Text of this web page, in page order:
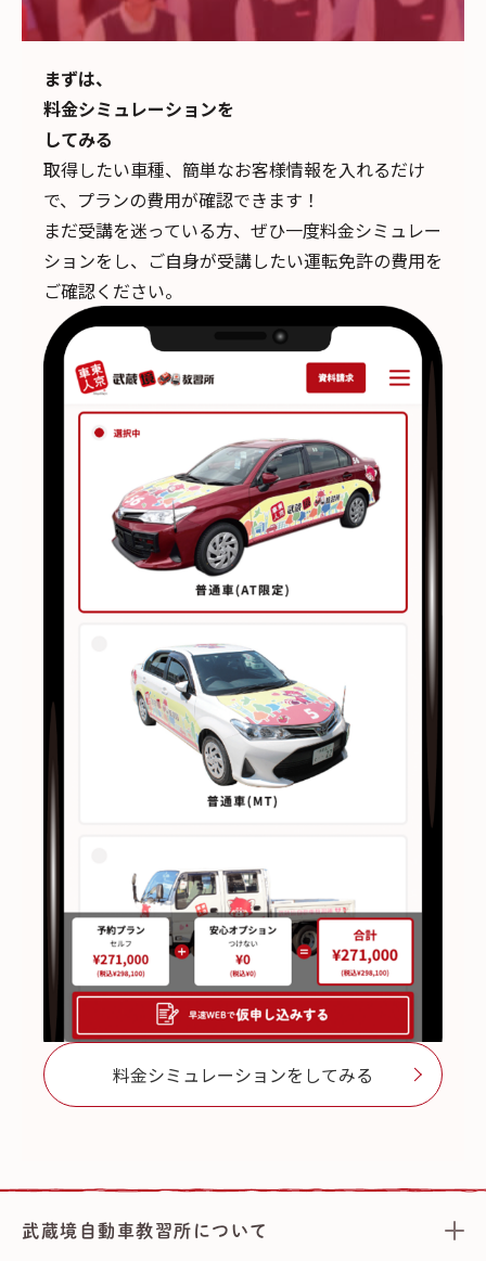
まずは、
料金シミュレーションを
してみる
取得したい車種、簡単なお客様情報を入れるだけ
で、 プランの費用が確認できます！
まだ受講を迷っている方、ぜひ一度料金シミュレー
ションをし、ご自身が受講したい運転免許の費用を
ご確認ください。
料金シミュレーションをしてみる
武蔵境自動車教習所について